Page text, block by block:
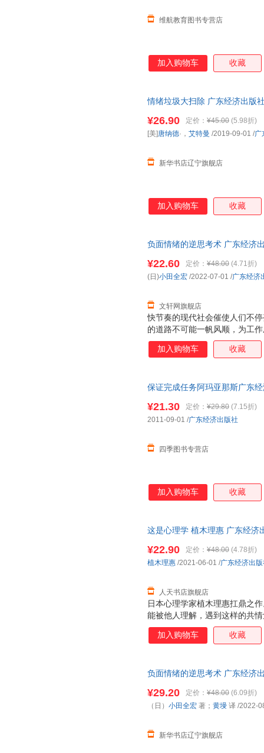
维航教育图书专营店
加入购物车 收藏
情绪垃圾大扫除 广东经济出版
¥26.90 定价： ¥45.00 (5.98折)
新华书店辽宁旗舰店
[美]唐纳德·， 艾特曼 /2019-09-01 /广
加入购物车 收藏
负面情绪的逆思考术 广东经济
快节奏的现代社会催使人们不
的道路不可能一帆风顺，为工
活而焦虑.....一连串问题压得社
安”“失落”等一系列“丧”情绪
法”，正是如今在“快时代”下，
日常生活、工作中遇到的情绪
骤”“五大方法”锻炼、调教大脑
¥22.60 定价： ¥48.00 (4.71折)
文轩网旗舰店
(日)小田全宏 /2022-07-01 /广东经济
加入购物车 收藏
保证完成任务阿玛亚那斯广东
¥21.30 定价： ¥29.80 (7.15折)
四季图书专营店
2011-09-01 /广东经济出版社
加入购物车 收藏
这是心理学 植木理惠 广东经济
日本心理学家植木理惠扛鼎之
能被他人理解，遇到这样的共
助你清晰的认识自己和他人，
束等能力。 从到并不难，你只
你拥有走向的内在能力 每天只
学研究生用两到三年才能学完
在学候将知识阶段地整理起来
¥22.90 定价： ¥48.00 (4.78折)
人天书店旗舰店
植木理惠 /2021-06-01 /广东经济出
加入购物车 收藏
负面情绪的逆思考术 广东经济
¥29.20 定价： ¥48.00 (6.09折)
新华书店辽宁旗舰店
（日） 小田全宏 著； 黄墁 译 /2022-